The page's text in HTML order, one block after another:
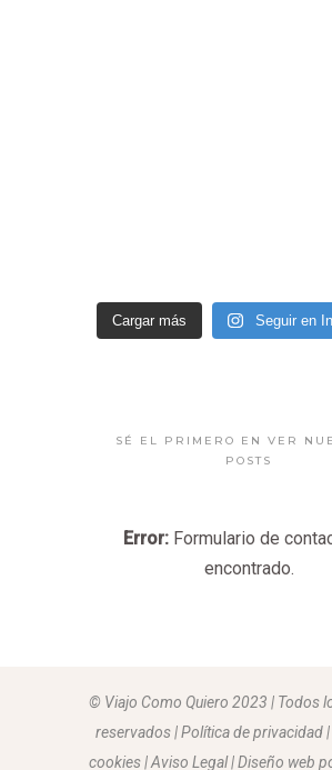
Cargar más Seguir en
SÉ EL PRIMERO EN VER
POSTS
Error: Formulario de
encontrado.
© Viajo Como Quiero 2023 | Todos
reservados | Política de privacidad
cookies | Aviso Legal |Diseño web